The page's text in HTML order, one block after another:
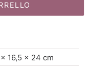
16,5 × 24 cm